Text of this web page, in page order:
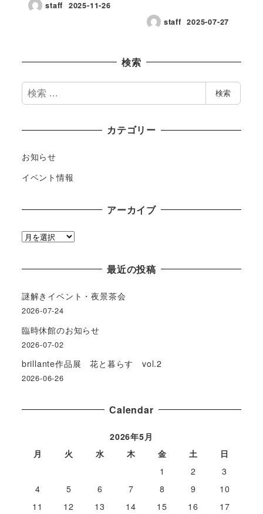
staff 2025-11-26
staff 2025-07-27
検索
検
索
検索
カテゴリー
お知らせ
イベント情報
アーカイブ
ア
ブ
最近の投稿
謎解きイベント・夜景茶会
2026-07-24
臨時休館のお知らせ
2026-07-02
brillante作品展 花と暮らす vol.2
2026-06-26
Сalendar
2026年5月
月
火 水 木 金 土
日
1
2
3
4
5 6 7 8 9
10
11
12 13 14 15 16
17